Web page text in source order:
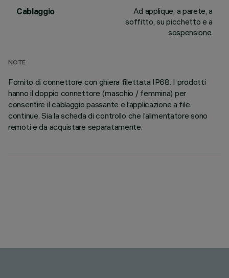
Cablaggio
Ad applique, a parete, a
soffitto, su picchetto e a
sospensione.
NOTE
Fornito di connettore con ghiera filettata IP68. I prodotti
hanno il doppio connettore (maschio / femmina) per
consentire il cablaggio passante e l’applicazione a file
continue. Sia la scheda di controllo che l’alimentatore sono
remoti e da acquistare separatamente.